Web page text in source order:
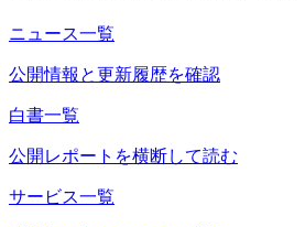
ニュース一覧
公開情報と更新履歴を確認
白書一覧
公開レポートを横断して読む
サービス一覧